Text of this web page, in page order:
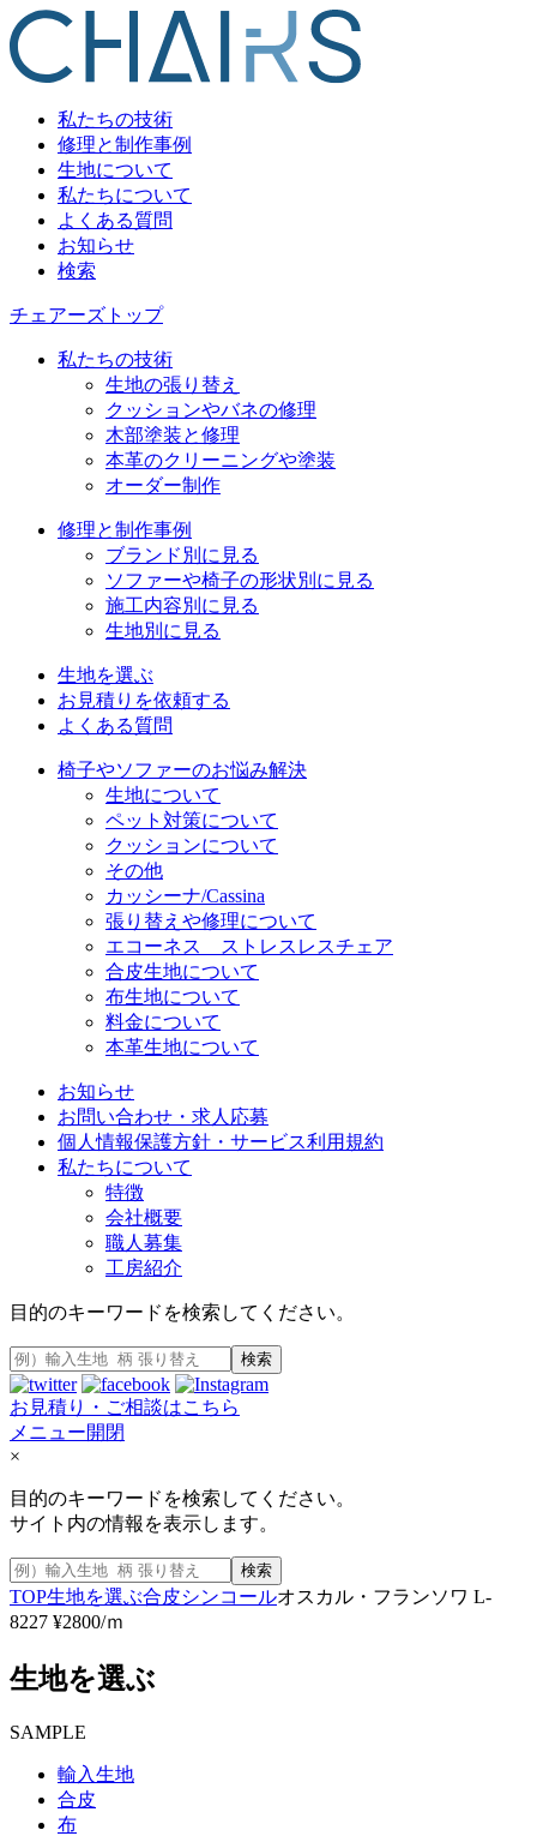
私たちの技術
修理と制作事例
生地について
私たちについて
よくある質問
お知らせ
検索
チェアーズトップ
私たちの技術
生地の張り替え
クッションやバネの修理
木部塗装と修理
本革のクリーニングや塗装
オーダー制作
修理と制作事例
ブランド別に見る
ソファーや椅子の形状別に見る
施工内容別に見る
生地別に見る
生地を選ぶ
お見積りを依頼する
よくある質問
椅子やソファーのお悩み解決
生地について
ペット対策について
クッションについて
その他
カッシーナ/Cassina
張り替えや修理について
エコーネス ストレスレスチェア
合皮生地について
布生地について
料金について
本革生地について
お知らせ
お問い合わせ・求人応募
個人情報保護方針・サービス利用規約
私たちについて
特徴
会社概要
職人募集
工房紹介
目的のキーワードを検索してください。
検索
お見積り・ご相談はこちら
メニュー開閉
×
目的のキーワードを検索してください。
サイト内の情報を表示します。
検索
TOP生地を選ぶ合皮シンコールオスカル・フランソワ L-
8227 ¥2800/ｍ
生地を選ぶ
SAMPLE
輸入生地
合皮
布